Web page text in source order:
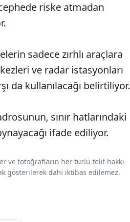
riske atmadan
sadece zırhlı araçlara
ve radar istasyonları
da kullanılacağı belirtiliyor.
sınır hatlarındaki
ifade ediliyor.
ve fotoğrafların her türlü telif hakkı
gösterilerek dahi iktibas edilemez.